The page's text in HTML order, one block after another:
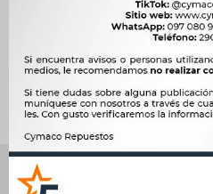

Ver mas productos de la
Productos que te